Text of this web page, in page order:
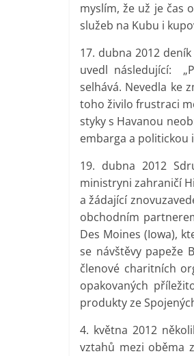
myslím, že už je čas
služeb na Kubu i
17. dubna 2012
uvedl následující:
selhává. Nevedla ke
toho živilo frustraci
styky s Havanou
embarga a politickou
19. dubna 2012
ministryni zahraničí
a žádající
obchodním
Des Moines (Iowa),
se návštěvy papeže
členové charitních
opakovaných
produkty ze
4. května 2012
vztahů mezi oběma